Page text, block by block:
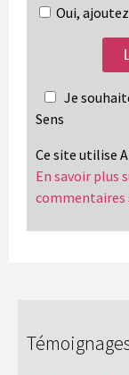
Oui,
Je
Sens
Ce site utilise
En savoir plus